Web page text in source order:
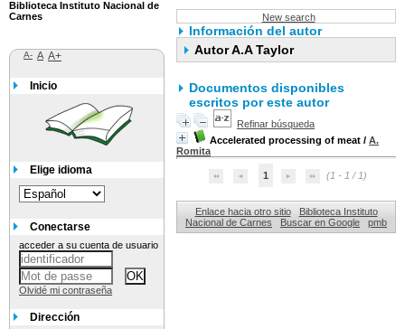
New search
Información del autor
Autor A.A Taylor
Documentos disponibles
escritos por este autor
Refinar búsqueda
Accelerated processing of meat / A.
Romita
1 (1 - 1 / 1)
Enlace hacia otro sitio
Biblioteca Instituto
Nacional de Carnes
Buscar en Google pmb
Biblioteca Instituto Nacional de
Carnes
A- A A+
Inicio
Elige idioma
Conectarse
acceder a su cuenta de usuario
Olvidé mi contraseña
Dirección